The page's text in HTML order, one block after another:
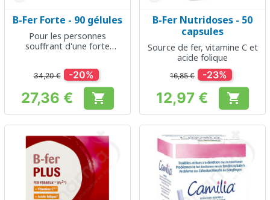
B-Fer Forte - 90 gélules
Pour les personnes
souffrant d'une forte
34,20 € -20%
Prix
27,36 € 
B-Fer Nutridoses - 50
capsules
Source de fer, vitamine C et
acide folique
16,85 € -23%
Prix
12,97 € 